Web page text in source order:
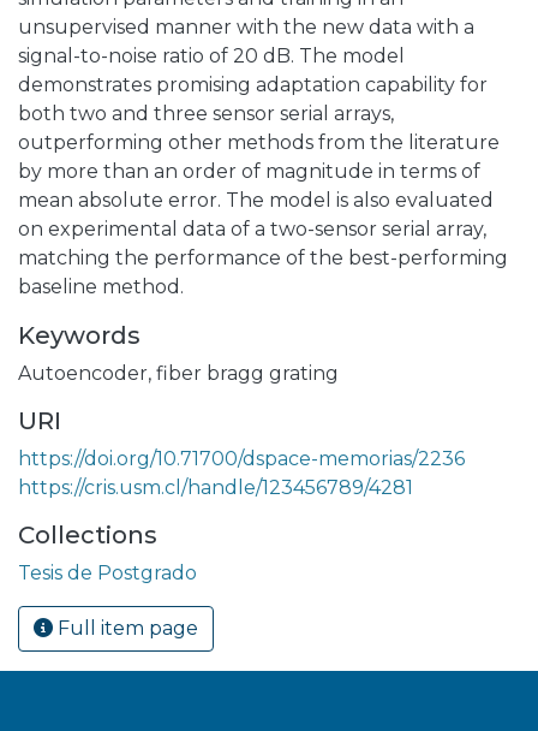
unsupervised manner with the new data with a
signal-to-noise ratio of 20 dB. The model
demonstrates promising adaptation capability for
both two and three sensor serial arrays,
outperforming other methods from the literature
by more than an order of magnitude in terms of
mean absolute error. The model is also evaluated
on experimental data of a two-sensor serial array,
matching the performance of the best-performing
baseline method.
Keywords
Autoencoder, fiber bragg grating
URI
https://doi.org/10.71700/dspace-memorias/2236
https://cris.usm.cl/handle/123456789/4281
Collections
Tesis de Postgrado
Full item page